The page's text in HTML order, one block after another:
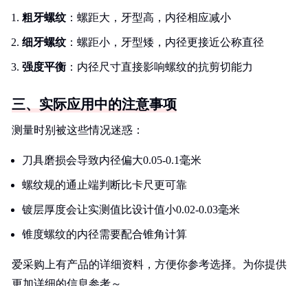
粗牙螺纹：螺距大，牙型高，内径相应减小
细牙螺纹：螺距小，牙型矮，内径更接近公称直径
强度平衡 ：内径尺寸直接影响螺纹的抗剪切能力
三、实际应用中的注意事项
测量时别被这些情况迷惑：
刀具磨损会导致内径偏大0.05-0.1毫米
螺纹规的通止端判断比卡尺更可靠
镀层厚度会让实测值比设计值小0.02-0.03毫米
锥度螺纹的内径需要配合锥角计算
爱采购上有产品的详细资料，方便你参考选择。为你提供
更加详细的信息参考～